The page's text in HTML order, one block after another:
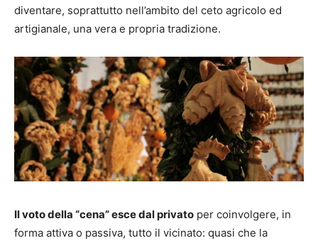
diventare, soprattutto nell’ambito del ceto agricolo ed
artigianale, una vera e propria tradizione.
Il voto della “cena” esce dal privato per coinvolgere, in
forma attiva o passiva, tutto il vicinato: quasi che la